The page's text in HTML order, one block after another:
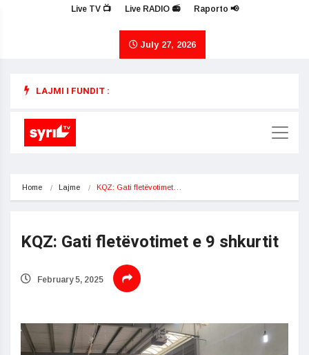
Live TV 📺 Live RADIO 📻 Raporto 📢
July 27, 2026
LAJMI I FUNDIT :
Home Lajme KQZ: Gati fletëvotimet…
KQZ: Gati fletëvotimet e 9 shkurtit
February 5, 2025